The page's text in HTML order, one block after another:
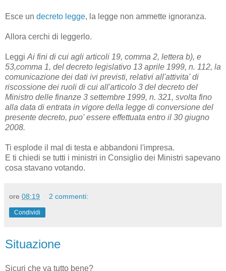
Esce un decreto legge, la legge non ammette ignoranza.
Allora cerchi di leggerlo.
Leggi Ai fini di cui agli articoli 19, comma 2, lettera b), e
53,comma 1, del decreto legislativo 13 aprile 1999, n. 112, la
comunicazione dei dati ivi previsti, relativi all'attivita' di
riscossione dei ruoli di cui all'articolo 3 del decreto del
Ministro delle finanze 3 settembre 1999, n. 321, svolta fino
alla data di entrata in vigore della legge di conversione del
presente decreto, puo' essere effettuata entro il 30 giugno
2008.
Ti esplode il mal di testa e abbandoni l'impresa.
E ti chiedi se tutti i ministri in Consiglio dei Ministri sapevano
cosa stavano votando.
ore 08:19 2 commenti:
Condividi
Situazione
Sicuri che va tutto bene?